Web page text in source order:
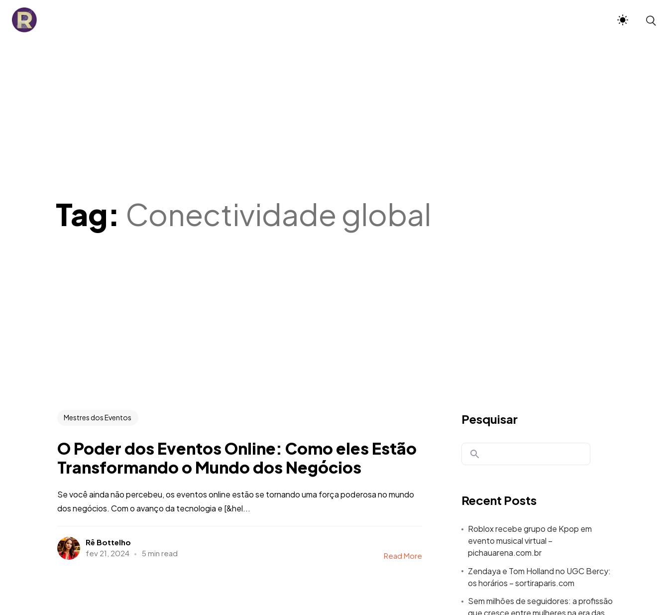
Tag: Conectividade global
Mestres dos Eventos
O Poder dos Eventos Online: Como eles Estão
Transformando o Mundo dos Negócios
Se você ainda não percebeu, os eventos online estão se tornando uma força poderosa no mundo
dos negócios. Com o avanço da tecnologia e [&hel...
Rê Bottelho
fev 21, 2024
5 min read Read More
Pesquisar
Recent Posts
Roblox recebe grupo de Kpop em
evento musical virtual –
pichauarena.com.br
Zendaya e Tom Holland no UGC Bercy:
os horários – sortiraparis.com
Sem milhões de seguidores: a profissão
que cresce entre mulheres na era das